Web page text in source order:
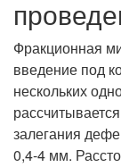
Фракционная
введение под
нескольких
залегания
0,4-4 мм.